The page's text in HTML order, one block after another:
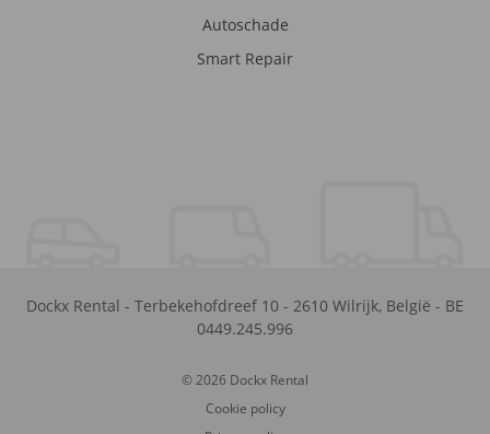
Autoschade
Smart Repair
Dockx Rental - Terbekehofdreef 10 - 2610 Wilrijk, België - BE
0449.245.996
© 2026 Dockx Rental
Cookie policy